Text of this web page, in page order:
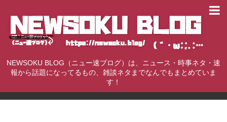
NEWSOKU BLOG（ニュー速ブログ）は、ニュース・時事ネタ・速
報から話題になってるもの、雑談ネタまでなんでもまとめていま
す！